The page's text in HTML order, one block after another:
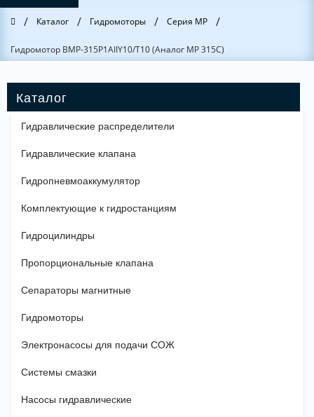
Главная
/ Каталог / Гидромоторы / Серия MP /
Гидромотор BMP-315P1AIIY10/T10 (Аналог MP 315C)
Гидравлические распределители
Гидравлические клапана
Гидропневмоаккумулятор
Комплектующие к гидростанциям
Гидроцилиндры
Пропорциональные клапана
Сепараторы магнитные
Гидромоторы
Электронасосы для подачи СОЖ
Системы смазки
Насосы гидравлические